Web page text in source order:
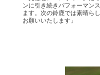
ンに引き続きパフォーマン
ます。次の鈴鹿では素晴ら
お願いいたします」